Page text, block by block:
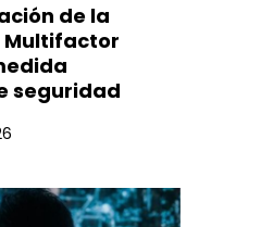
de la
seguridad